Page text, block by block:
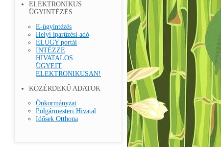
ELEKTRONIKUS
ÜGYINTÉZÉS
E-ügyintézés
Helyi iparűzési adó
ELÜGY portál
INTÉZZE
HIVATALOS
ÜGYEIT
ELEKTRONIKUSAN!
KÖZÉRDEKŰ ADATOK
Önkormányzat
Polgármesteri Hivatal
Idősek Otthona